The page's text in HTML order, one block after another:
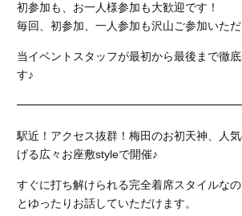
初参加も、お一人様参加も大歓迎です！
毎回、初参加、一人参加も沢山ご参加いただ
当イベントスタッフが最初から最後まで徹
す♪
駅近！アクセス抜群！梅田のお初天神、人
げる広々お座敷styleで開催♪
すぐに打ち解けられる完全着席スタイルな
とゆったりお話していただけます。